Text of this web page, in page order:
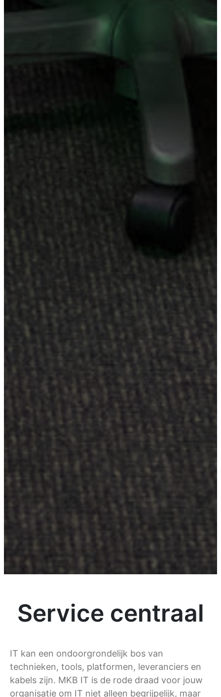
Service centraal
IT kan een ondoorgrondelijk bos van
technieken, tools, platformen, leveranciers en
kabels zijn. MKB IT is de rode draad voor jouw
organisatie om IT niet alleen begrijpelijk, maar